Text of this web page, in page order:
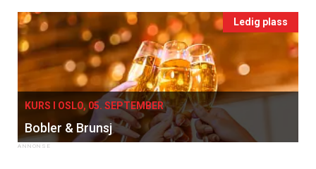
Ledig plass
KURS I OSLO, 05. SEPTEMBER
Bobler & Brunsj